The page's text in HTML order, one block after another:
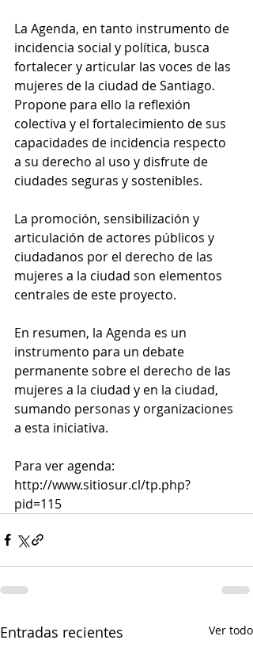
La Agenda, en tanto instrumento de
incidencia social y política, busca
fortalecer y articular las voces de las
mujeres de la ciudad de Santiago.
Propone para ello la reflexión
colectiva y el fortalecimiento de sus
capacidades de incidencia respecto
a su derecho al uso y disfrute de
ciudades seguras y sostenibles.
La promoción, sensibilización y
articulación de actores públicos y
ciudadanos por el derecho de las
mujeres a la ciudad son elementos
centrales de este proyecto.
En resumen, la Agenda es un
instrumento para un debate
permanente sobre el derecho de las
mujeres a la ciudad y en la ciudad,
sumando personas y organizaciones
a esta iniciativa.
Para ver agenda:
http://www.sitiosur.cl/tp.php?
pid=115
Entradas recientes Ver todo